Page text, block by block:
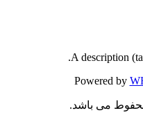
A description
Powered by